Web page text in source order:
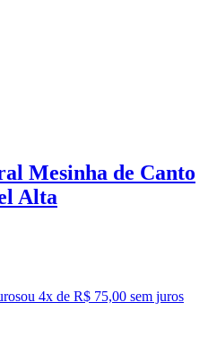
Mesinha de Canto
Alta
ou 4x de R$ 75,00 sem juros